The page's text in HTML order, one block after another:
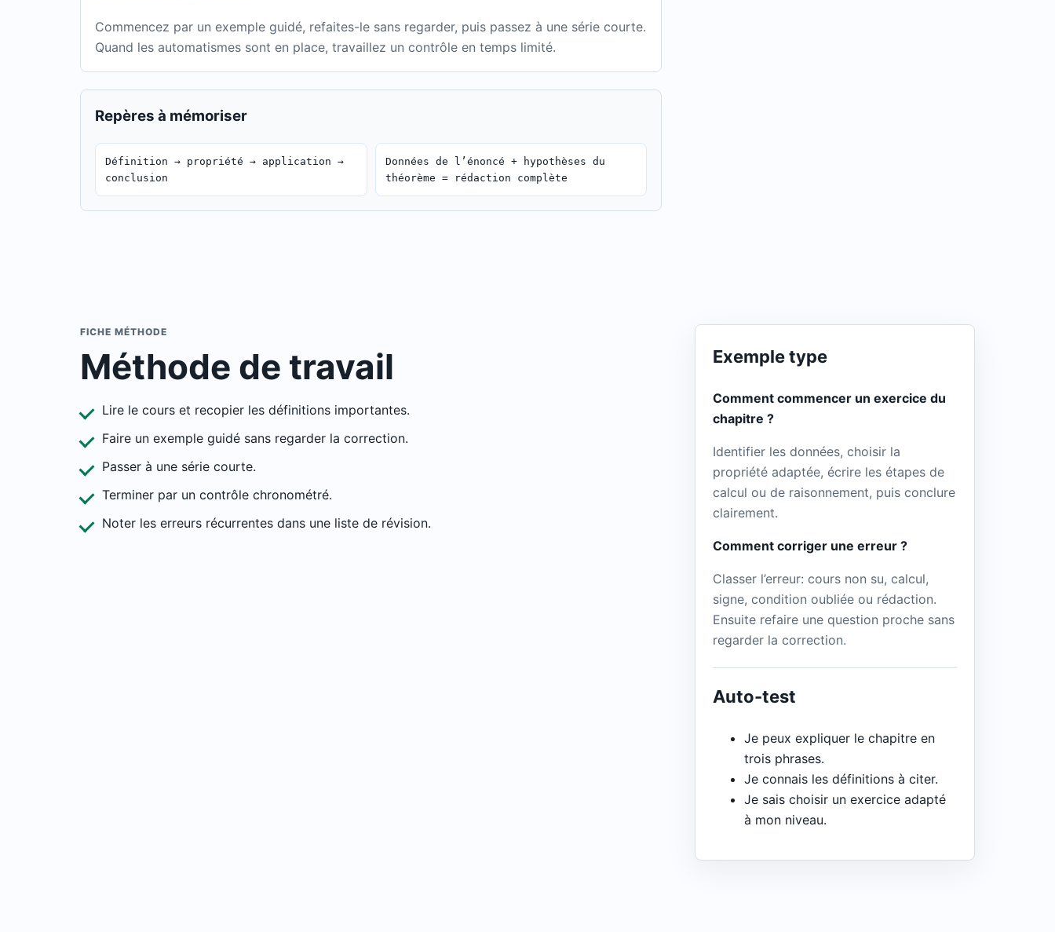
Commencez par un exemple guidé, refaites-le sans regarder, puis passez à une série courte.
Quand les automatismes sont en place, travaillez un contrôle en temps limité.
Repères à mémoriser
Définition → propriété → application →
conclusion
Données de l’énoncé + hypothèses du
théorème = rédaction complète
FICHE MÉTHODE
Méthode de travail
Lire le cours et recopier les définitions importantes.
Faire un exemple guidé sans regarder la correction.
Passer à une série courte.
Terminer par un contrôle chronométré.
Noter les erreurs récurrentes dans une liste de révision.
Exemple type
Comment commencer un exercice du
chapitre ?
Identifier les données, choisir la
propriété adaptée, écrire les étapes de
calcul ou de raisonnement, puis conclure
clairement.
Comment corriger une erreur ?
Classer l’erreur: cours non su, calcul,
signe, condition oubliée ou rédaction.
Ensuite refaire une question proche sans
regarder la correction.
Auto-test
Je peux expliquer le chapitre en
trois phrases.
Je connais les définitions à citer.
Je sais choisir un exercice adapté
à mon niveau.